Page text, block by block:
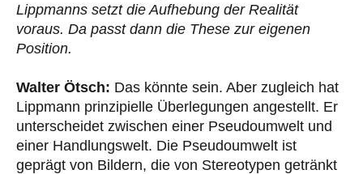
Lippmanns setzt die Aufhebung der Realität
voraus. Da passt dann die These zur eigenen
Position.
Walter Ötsch: Das könnte sein. Aber zugleich hat
Lippmann prinzipielle Überlegungen angestellt. Er
unterscheidet zwischen einer Pseudoumwelt und
einer Handlungswelt. Die Pseudoumwelt ist
geprägt von Bildern, die von Stereotypen getränkt